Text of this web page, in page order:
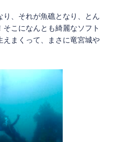
り、それが魚礁となり、とん
こになんとも綺麗なソフト
えまくって、まさに竜宮城や